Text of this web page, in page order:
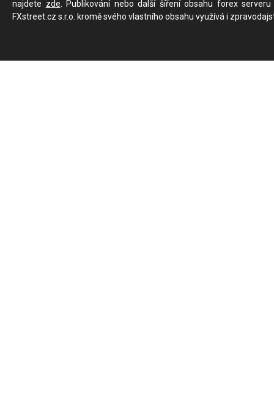
najdete zde. Publikování nebo další šíření obsahu forex
FXstreet.cz s.r.o. kromě svého vlastního obsahu využívá i